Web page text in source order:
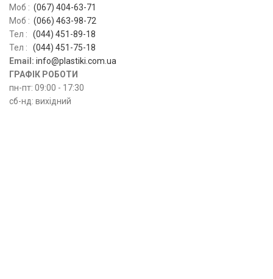
Моб : (067) 404-63-71
Моб : (066) 463-98-72
Тел : (044) 451-89-18
Тел :
(044) 451-75-18
Email: info@plastiki.com.ua
ГРАФІК РОБОТИ
пн-пт: 09:00 - 17:30
сб-нд: вихідний